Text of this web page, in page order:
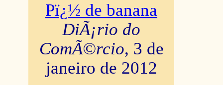
Pï¿½ de banana
DiÃ¡rio do
ComÃ©rcio, 3 de
janeiro de 2012